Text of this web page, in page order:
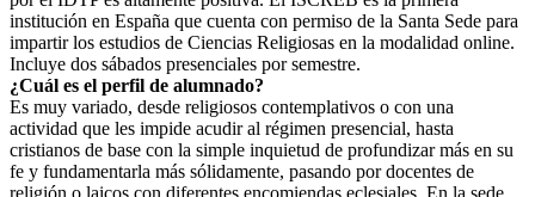
institución en España que cuenta con permiso de la Santa Sede para
impartir los estudios de Ciencias Religiosas en la modalidad online.
Incluye dos sábados presenciales por semestre.
¿Cuál es el perfil de alumnado?
Es muy variado, desde religiosos contemplativos o con una
actividad que les impide acudir al régimen presencial, hasta
cristianos de base con la simple inquietud de profundizar más en su
fe y fundamentarla más sólidamente, pasando por docentes de